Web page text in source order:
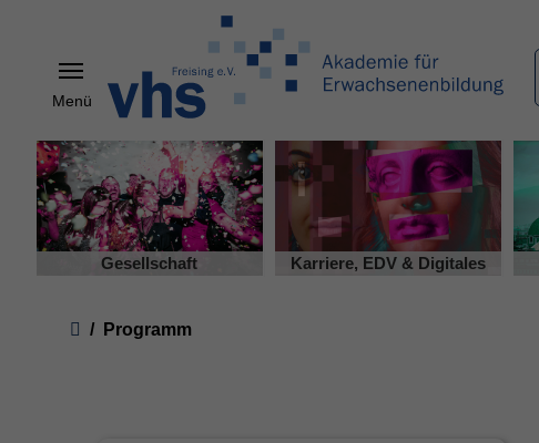
Menü
Gesellschaft Karriere, EDV & Digitales
Programm